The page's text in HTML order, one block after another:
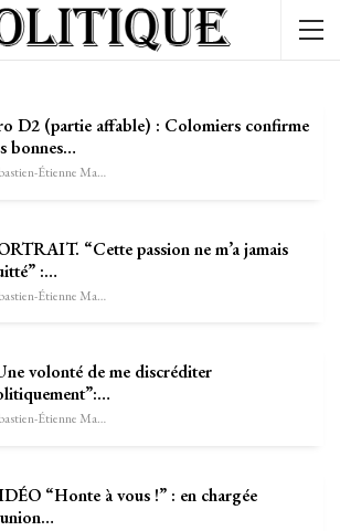
D2 (partie affable) : Colomiers confirme
bonnes…
Sébastien-Étienne Marechal
“Cette passion ne m’a jamais
:…
Sébastien-Étienne Marechal
volonté de me discréditer
Sébastien-Étienne Marechal
“Honte à vous !” : en chargée